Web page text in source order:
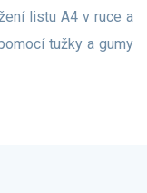
listu A4 v ruce a
tužky a gumy